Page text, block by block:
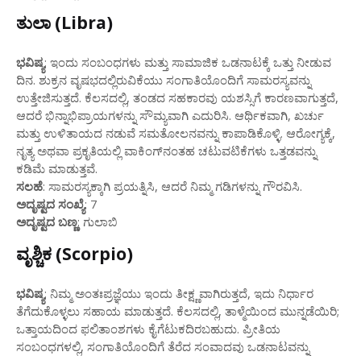
ತುಲಾ (Libra)
ಭವಿಷ್ಯ: ಇಂದು ಸಂಬಂಧಗಳು ಮತ್ತು ಸಾಮಾಜಿಕ ಒಡನಾಟಕ್ಕೆ ಒತ್ತು ನೀಡುವ
ದಿನ. ಶುಕ್ರನ ವೃಷಭದಲ್ಲಿರುವಿಕೆಯು ಸಂಗಾತಿಯೊಂದಿಗೆ ಸಾಮರಸ್ಯವನ್ನು
ಉತ್ತೇಜಿಸುತ್ತದೆ. ಕೆಲಸದಲ್ಲಿ, ತಂಡದ ಸಹಕಾರವು ಯಶಸ್ಸಿಗೆ ಕಾರಣವಾಗುತ್ತದೆ,
ಆದರೆ ಭಿನ್ನಾಭಿಪ್ರಾಯಗಳನ್ನು ಸೌಮ್ಯವಾಗಿ ಎದುರಿಸಿ. ಆರ್ಥಿಕವಾಗಿ, ಖರ್ಚು
ಮತ್ತು ಉಳಿತಾಯದ ನಡುವೆ ಸಮತೋಲನವನ್ನು ಕಾಪಾಡಿಕೊಳ್ಳಿ. ಆರೋಗ್ಯಕ್ಕೆ,
ನೃತ್ಯ ಅಥವಾ ಪ್ರಕೃತಿಯಲ್ಲಿ ವಾಕಿಂಗ್‌ನಂತಹ ಚಟುವಟಿಕೆಗಳು ಒತ್ತಡವನ್ನು
ಕಡಿಮೆ ಮಾಡುತ್ತವೆ.
ಸಲಹೆ: ಸಾಮರಸ್ಯಕ್ಕಾಗಿ ಪ್ರಯತ್ನಿಸಿ, ಆದರೆ ನಿಮ್ಮ ಗಡಿಗಳನ್ನು ಗೌರವಿಸಿ.
ಅದೃಷ್ಟದ ಸಂಖ್ಯೆ: 7
ಅದೃಷ್ಟದ ಬಣ್ಣ: ಗುಲಾಬಿ
ವೃಶ್ಚಿಕ (Scorpio)
ಭವಿಷ್ಯ: ನಿಮ್ಮ ಅಂತಃಪ್ರಜ್ಞೆಯು ಇಂದು ತೀಕ್ಷ್ಣವಾಗಿರುತ್ತದೆ, ಇದು ನಿರ್ಧಾರ
ತೆಗೆದುಕೊಳ್ಳಲು ಸಹಾಯ ಮಾಡುತ್ತದೆ. ಕೆಲಸದಲ್ಲಿ, ತಾಳ್ಮೆಯಿಂದ ಮುನ್ನಡೆಯಿರಿ;
ಒತ್ತಾಯದಿಂದ ಫಲಿತಾಂಶಗಳು ಕೈಗೆಟುಕದಿರಬಹುದು. ಪ್ರೀತಿಯ
ಸಂಬಂಧಗಳಲ್ಲಿ, ಸಂಗಾತಿಯೊಂದಿಗೆ ತೆರೆದ ಸಂವಾದವು ಒಡನಾಟವನ್ನು